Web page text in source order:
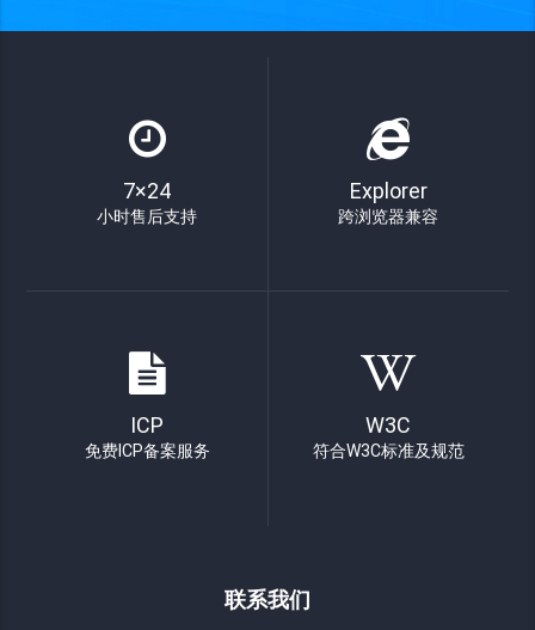
7×24
小时售后支持
Explorer
跨浏览器兼容
ICP
免费ICP备案服务
W3C
符合W3C标准及规范
联系我们